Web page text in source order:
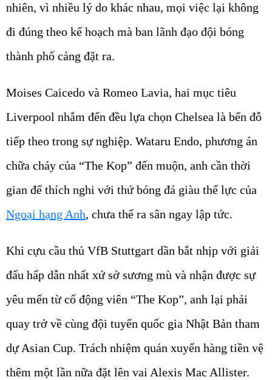
nhiên, vì nhiều lý do khác nhau, mọi việc lại không
đi đúng theo kế hoạch mà ban lãnh đạo đội bóng
thành phố cảng đặt ra.
Moises Caicedo và Romeo Lavia, hai mục tiêu
Liverpool nhắm đến đều lựa chọn Chelsea là bến đỗ
tiếp theo trong sự nghiệp. Wataru Endo, phương án
chữa cháy của “The Kop” đến muộn, anh cần thời
gian để thích nghi với thứ bóng đá giàu thể lực của
Ngoại hạng Anh, chưa thể ra sân ngay lập tức.
Khi cựu cầu thủ VfB Stuttgart dần bắt nhịp với giải
đấu hấp dẫn nhất xứ sở sương mù và nhận được sự
yêu mến từ cổ động viên “The Kop”, anh lại phải
quay trở về cùng đội tuyển quốc gia Nhật Bản tham
dự Asian Cup. Trách nhiệm quán xuyến hàng tiền vệ
thêm một lần nữa đặt lên vai Alexis Mac Allister.